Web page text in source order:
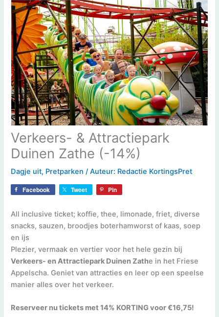
Verkeers- & Attractiepark
Duinen Zathe (-14%)
Dagje uit, Pretparken / Auteur: Redactie KortingsPret
Facebook Tweet Pin
All inclusive ticket; koffie, thee, limonade, friet, diverse
snacks, sauzen, broodjes boterhamworst of kaas, soep
en ijs
Plezier, vermaak en vertier voor het hele gezin bij
Verkeers- en Attractiepark Duinen Zathe in het Friese
Appelscha. Geniet van attracties en leer op een speelse
manier alles over het verkeer.
Reserveer nu tickets met 14% KORTING voor €16,75!